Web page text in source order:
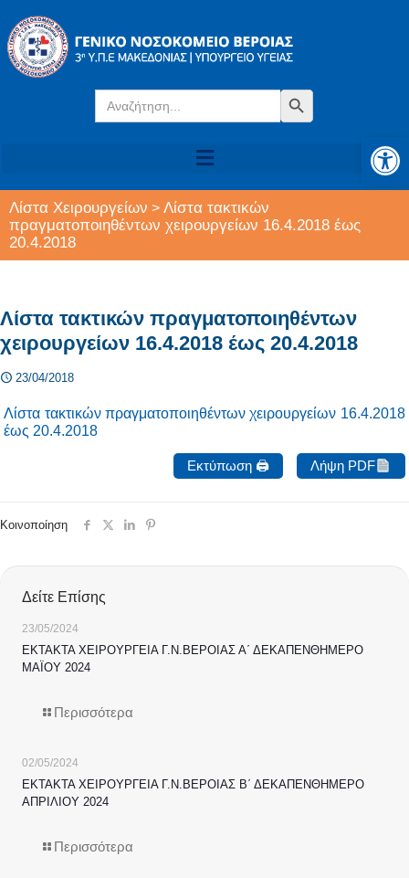
Search
for:
Search Button
Λίστα Χειρουργείων > Λίστα τακτικών
πραγματοποιηθέντων χειρουργείων 16.4.2018 έως
20.4.2018
Λίστα τακτικών πραγματοποιηθέντων
χειρουργείων 16.4.2018 έως 20.4.2018
23/04/2018
Λίστα τακτικών πραγματοποιηθέντων χειρουργείων 16.4.2018
έως 20.4.2018
Εκτύπωση 🖨 Λήψη PDF
Κοινοποίηση
Δείτε Επίσης
23/05/2024
ΕΚΤΑΚΤΑ ΧΕΙΡΟΥΡΓΕΙΑ Γ.Ν.ΒΕΡΟΙΑΣ Α΄ ΔΕΚΑΠΕΝΘΗΜΕΡΟ
ΜΑΪΟΥ 2024
Περισσότερα
02/05/2024
ΕΚΤΑΚΤΑ ΧΕΙΡΟΥΡΓΕΙΑ Γ.Ν.ΒΕΡΟΙΑΣ Β΄ ΔΕΚΑΠΕΝΘΗΜΕΡΟ
ΑΠΡΙΛΙΟΥ 2024
Περισσότερα